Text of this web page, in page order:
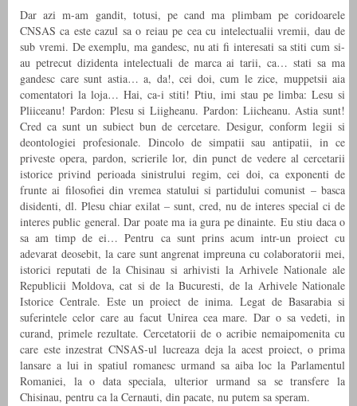
Dar azi m-am gandit, totusi, pe cand ma plimbam pe coridoarele
CNSAS ca este cazul sa o reiau pe cea cu intelectualii vremii, dau de
sub vremi. De exemplu, ma gandesc, nu ati fi interesati sa stiti cum si-
au petrecut dizidenta intelectuali de marca ai tarii, ca… stati sa ma
gandesc care sunt astia… a, da!, cei doi, cum le zice, muppetsii aia
comentatori la loja… Hai, ca-i stiti! Ptiu, imi stau pe limba: Lesu si
Pliiceanu! Pardon: Plesu si Liigheanu. Pardon: Liicheanu. Astia sunt!
Cred ca sunt un subiect bun de cercetare. Desigur, conform legii si
deontologiei profesionale. Dincolo de simpatii sau antipatii, in ce
priveste opera, pardon, scrierile lor, din punct de vedere al cercetarii
istorice privind perioada sinistrului regim, cei doi, ca exponenti de
frunte ai filosofiei din vremea statului si partidului comunist – basca
disidenti, dl. Plesu chiar exilat – sunt, cred, nu de interes special ci de
interes public general. Dar poate ma ia gura pe dinainte. Eu stiu daca o
sa am timp de ei… Pentru ca sunt prins acum intr-un proiect cu
adevarat deosebit, la care sunt angrenat impreuna cu colaboratorii mei,
istorici reputati de la Chisinau si arhivisti la Arhivele Nationale ale
Republicii Moldova, cat si de la Bucuresti, de la Arhivele Nationale
Istorice Centrale. Este un proiect de inima. Legat de Basarabia si
suferintele celor care au facut Unirea cea mare. Dar o sa vedeti, in
curand, primele rezultate. Cercetatorii de o acribie nemaipomenita cu
care este inzestrat CNSAS-ul lucreaza deja la acest proiect, o prima
lansare a lui in spatiul romanesc urmand sa aiba loc la Parlamentul
Romaniei, la o data speciala, ulterior urmand sa se transfere la
Chisinau, pentru ca la Cernauti, din pacate, nu putem sa speram.